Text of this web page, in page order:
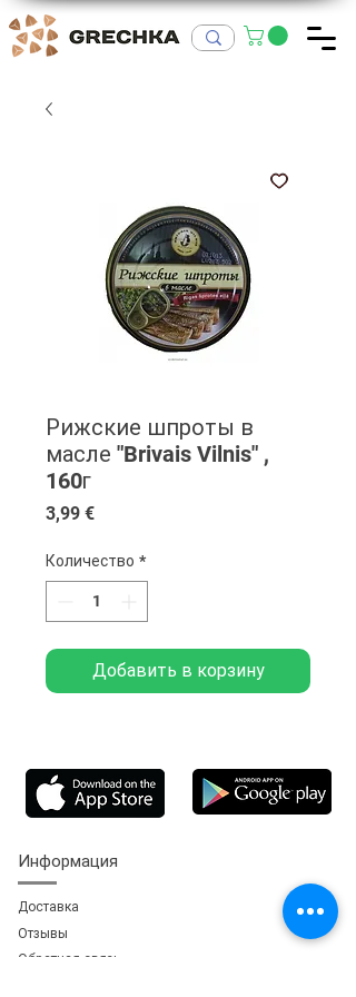
Рижские шпроты в
масле "Brivais Vilnis" ,
160г
3,99 €Цена
Количество *
Добавить в корзину
Информация
Доставка
Отзывы
Обратная связь